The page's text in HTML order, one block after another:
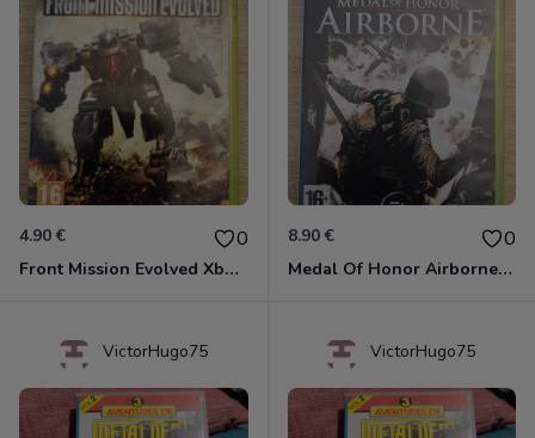
4.90 € 0
Front Mission Evolved Xbox 360
8.90 € 0
Medal Of Honor Airborne Xbox 360
VictorHugo75 VictorHugo75